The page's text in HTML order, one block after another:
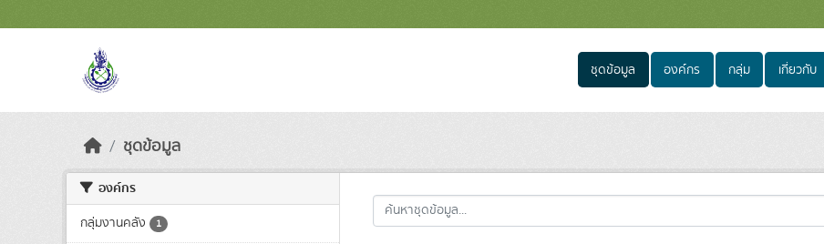
ชุดข้อมูล องค์กร กลุ่ม เกี่ยวกับ
ชุดข้อมูล
องค์กร
กลุ่มงานคลัง 1